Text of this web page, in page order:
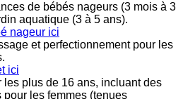
de bébés nageurs (3 mois à 3
aquatique (3 à 5 ans).
nageur ici
et perfectionnement pour les
ici
les plus de 16 ans, incluant des
les femmes (tenues